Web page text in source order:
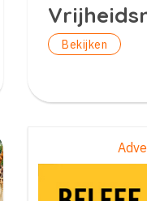
Bekijken